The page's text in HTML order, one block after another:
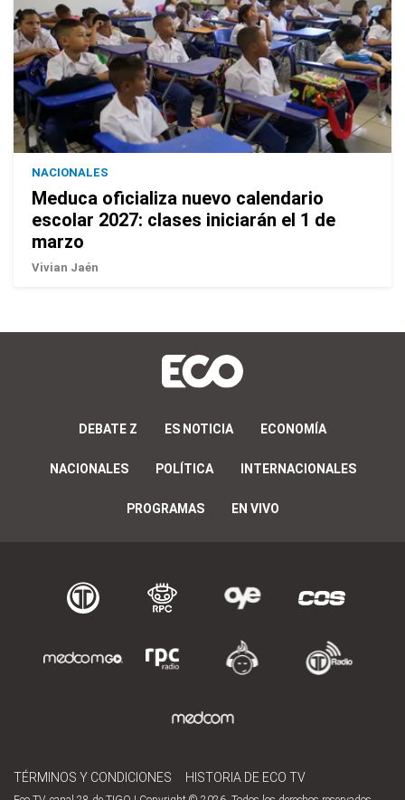
NACIONALES
Meduca oficializa nuevo calendario
escolar 2027: clases iniciarán el 1 de
marzo
Vivian Jaén
DEBATE Z ES NOTICIA ECONOMÍA
NACIONALES POLÍTICA INTERNACIONALES
PROGRAMAS EN VIVO
TÉRMINOS Y CONDICIONES HISTORIA DE ECO TV